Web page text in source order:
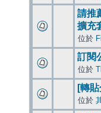
請推
擴充
位於
訂閱
位於
[轉
位於